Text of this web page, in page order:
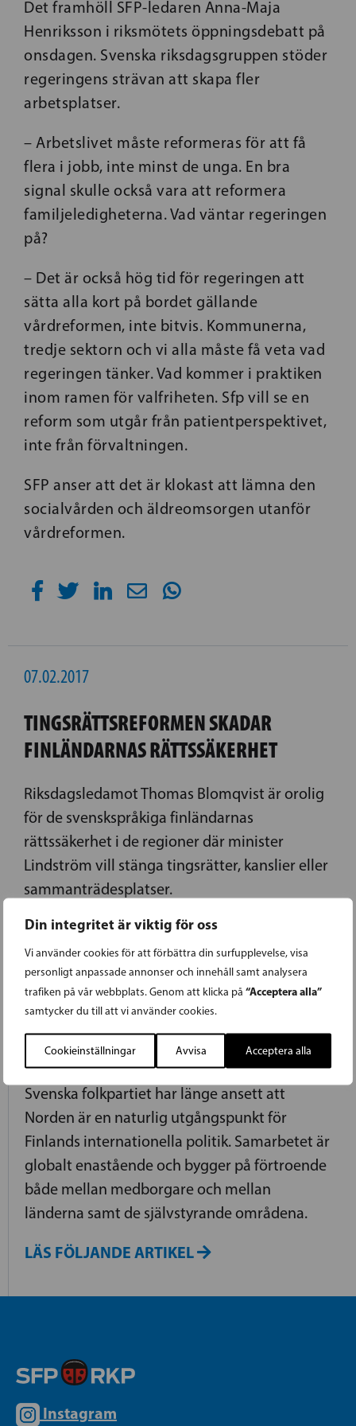
Din integritet är viktig för oss
Vi använder cookies för att förbättra din surfupplevelse, visa
personligt anpassade annonser och innehåll samt analysera
trafiken på vår webbplats. Genom att klicka på “Acceptera alla”
samtycker du till att vi använder cookies.
Cookieinställningar Avvisa Acceptera alla
Det framhöll SFP-ledaren Anna-Maja
Henriksson i riksmötets öppningsdebatt på
onsdagen. Svenska riksdagsgruppen stöder
regeringens strävan att skapa fler
arbetsplatser.
– Arbetslivet måste reformeras för att få
flera i jobb, inte minst de unga. En bra
signal skulle också vara att reformera
familjeledigheterna. Vad väntar regeringen
på?
– Det är också hög tid för regeringen att
sätta alla kort på bordet gällande
vårdreformen, inte bitvis. Kommunerna,
tredje sektorn och vi alla måste få veta vad
regeringen tänker. Vad kommer i praktiken
inom ramen för valfriheten. Sfp vill se en
reform som utgår från patientperspektivet,
inte från förvaltningen.
SFP anser att det är klokast att lämna den
socialvården och äldreomsorgen utanför
vårdreformen.
07.02.2017
TINGSRÄTTSREFORMEN SKADAR
FINLÄNDARNAS RÄTTSSÄKERHET
Riksdagsledamot Thomas Blomqvist är orolig
för de svenskspråkiga finländarnas
rättssäkerhet i de regioner där minister
Lindström vill stänga tingsrätter, kanslier eller
sammanträdesplatser.
LÄS FÖREGÅENDE ARTIKEL
08.02.2017
NORDENS TID ÄR NU
Svenska folkpartiet har länge ansett att
Norden är en naturlig utgångspunkt för
Finlands internationella politik. Samarbetet är
globalt enastående och bygger på förtroende
både mellan medborgare och mellan
länderna samt de självstyrande områdena.
LÄS FÖLJANDE ARTIKEL
Instagram